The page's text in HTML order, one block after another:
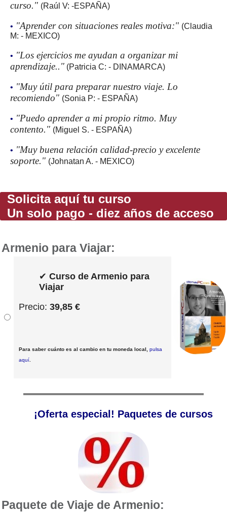
curso." (Raúl V: -ESPAÑA)
• "Aprender con situaciones reales motiva:" (Claudia
M: - MEXICO)
• "Los ejercicios me ayudan a organizar mi
aprendizaje.." (Patricia C: - DINAMARCA)
• "Muy útil para preparar nuestro viaje. Lo
recomiendo" (Sonia P: - ESPAÑA)
• "Puedo aprender a mi propio ritmo. Muy
contento." (Miguel S. - ESPAÑA)
• "Muy buena relación calidad-precio y excelente
soporte." (Johnatan A. - MEXICO)
Solicita aquí tu curso
Un solo pago - diez años de acceso
Armenio para Viajar:
✔ Curso de Armenio para
Viajar
Precio: 39,85 €
Para saber cuánto es al cambio en tu moneda local, pulsa
aquí
¡Oferta especial! Paquetes de cursos
Paquete de Viaje de Armenio: